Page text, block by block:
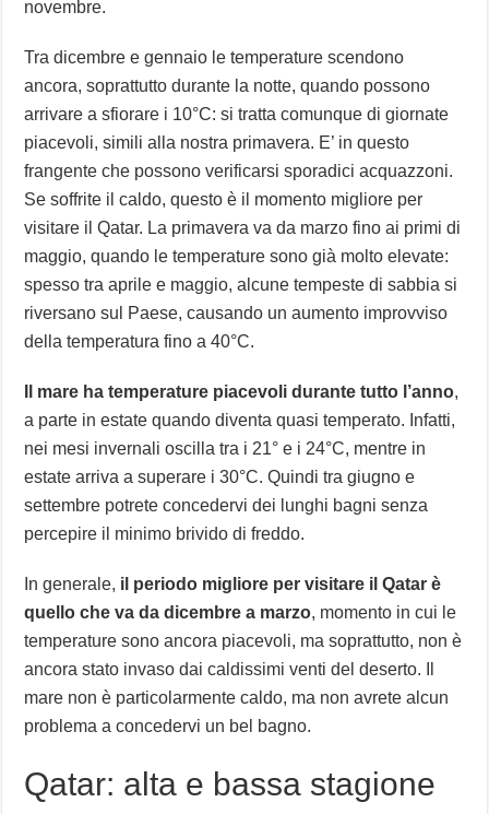
novembre.
Tra dicembre e gennaio le temperature scendono
ancora, soprattutto durante la notte, quando possono
arrivare a sfiorare i 10°C: si tratta comunque di giornate
piacevoli, simili alla nostra primavera. E’ in questo
frangente che possono verificarsi sporadici acquazzoni.
Se soffrite il caldo, questo è il momento migliore per
visitare il Qatar. La primavera va da marzo fino ai primi di
maggio, quando le temperature sono già molto elevate:
spesso tra aprile e maggio, alcune tempeste di sabbia si
riversano sul Paese, causando un aumento improvviso
della temperatura fino a 40°C.
Il mare ha temperature piacevoli durante tutto l’anno,
a parte in estate quando diventa quasi temperato. Infatti,
nei mesi invernali oscilla tra i 21° e i 24°C, mentre in
estate arriva a superare i 30°C. Quindi tra giugno e
settembre potrete concedervi dei lunghi bagni senza
percepire il minimo brivido di freddo.
In generale, il periodo migliore per visitare il Qatar è
quello che va da dicembre a marzo, momento in cui le
temperature sono ancora piacevoli, ma soprattutto, non è
ancora stato invaso dai caldissimi venti del deserto. Il
mare non è particolarmente caldo, ma non avrete alcun
problema a concedervi un bel bagno.
Qatar: alta e bassa stagione